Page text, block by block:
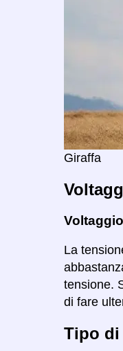
Giraffa
La
tensione.
di fare
Tipo